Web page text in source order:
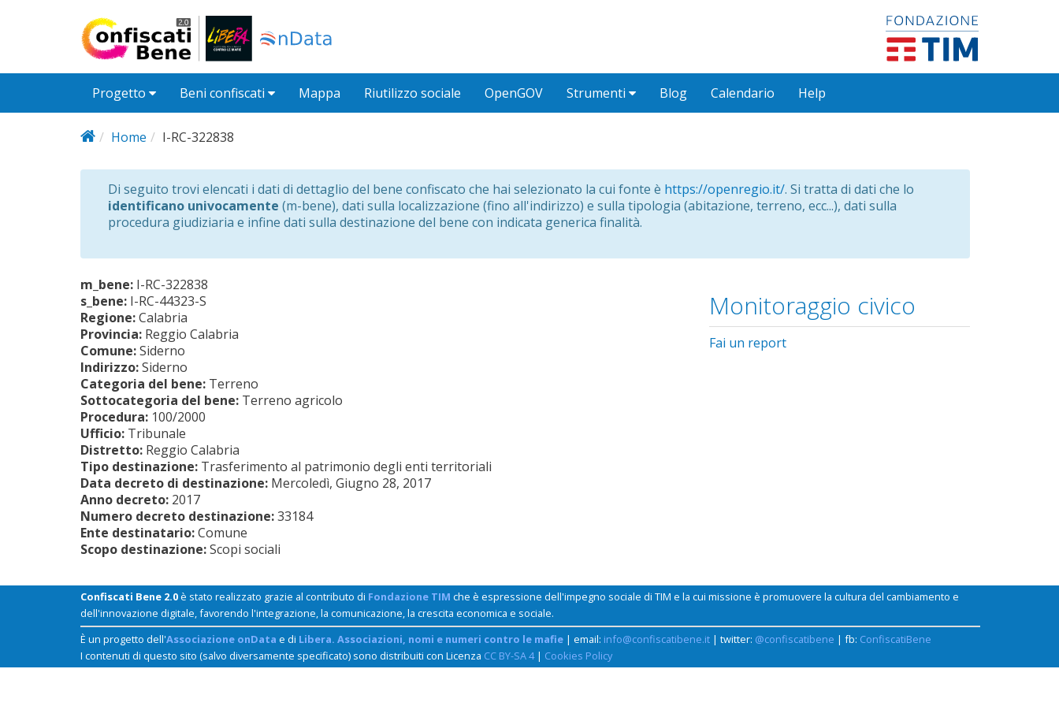
Progetto Beni confiscati Mappa Riutilizzo sociale OpenGOV Strumenti Blog Calendario Help
Home I-RC-322838
Di seguito trovi elencati i dati di dettaglio del bene confiscato che hai selezionato la cui fonte è https://openregio.it/. Si tratta di dati che lo
identificano univocamente (m-bene), dati sulla localizzazione (fino all'indirizzo) e sulla tipologia (abitazione, terreno, ecc...), dati sulla
procedura giudiziaria e infine dati sulla destinazione del bene con indicata generica finalità.
m_bene: I-RC-322838
s_bene: I-RC-44323-S
Regione:Calabria
Provincia: Reggio Calabria
Comune:Siderno
Indirizzo:Siderno
Categoria del bene: Terreno
Sottocategoria del bene: Terreno agricolo
Procedura: 100/2000
Ufficio: Tribunale
Distretto: Reggio Calabria
Tipo destinazione: Trasferimento al patrimonio degli enti territoriali
Data decreto di destinazione: Mercoledì, Giugno 28, 2017
Anno decreto: 2017
Numero decreto destinazione:33184
Ente destinatario:Comune
Scopo destinazione:Scopi sociali
Monitoraggio civico
Fai un report
Confiscati Bene 2.0è stato realizzato grazie al contributo di Fondazione TIM che è espressione dell'impegno sociale di TIM e la cui missione è promuovere la cultura del cambiamento e
dell'innovazione digitale, favorendo l'integrazione, la comunicazione, la crescita economica e sociale.
È un progetto dell'Associazione onData e di Libera. Associazioni, nomi e numeri contro le mafie | email: info@confiscatibene.it | twitter: @confiscatibene | fb: ConfiscatiBene
I contenuti di questo sito (salvo diversamente specificato) sono distribuiti con Licenza CC BY-SA 4| Cookies Policy